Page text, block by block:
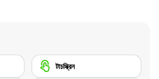
টাচস্ক্রিন